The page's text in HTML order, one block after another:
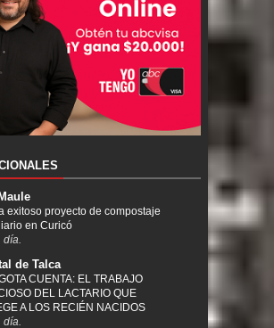
exitoso proyecto de compostaje
en Curicó
de Talca
CUENTA: EL TRABAJO
DEL LACTARIO QUE
A LOS RECIÉN NACIDOS